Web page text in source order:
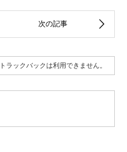
トラックバックは利用できません。